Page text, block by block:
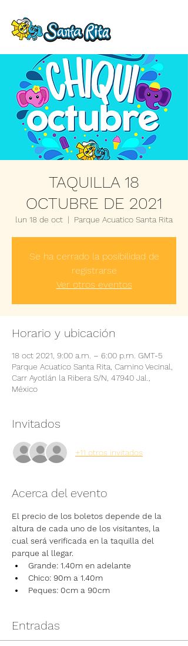
TAQUILLA 18
OCTUBRE DE 2021
lun 18 de oct
  |
Parque Acuatico Santa Rita
Se ha cerrado la posibilidad de
registrarse
Ver otros eventos
Horario y ubicación
18 oct 2021, 9:00 a.m. – 6:00 p.m. GMT-5
Parque Acuatico Santa Rita, Camino Vecinal,
Carr Ayotlán la Ribera S/N, 47940 Jal.,
México
Invitados
+11 otros invitados
Acerca del evento
El precio de los boletos depende de la
altura de cada uno de los visitantes, la
cual será verificada en la taquilla del
parque al llegar.
Grande: 1.40m en adelante
Chico: 90m a 1.40m
Peques: 0cm a 90cm
Entradas